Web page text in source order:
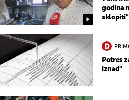
godina
sklopiti"
Potres
iznad"